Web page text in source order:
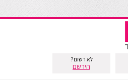
לא רשום?
הירשם